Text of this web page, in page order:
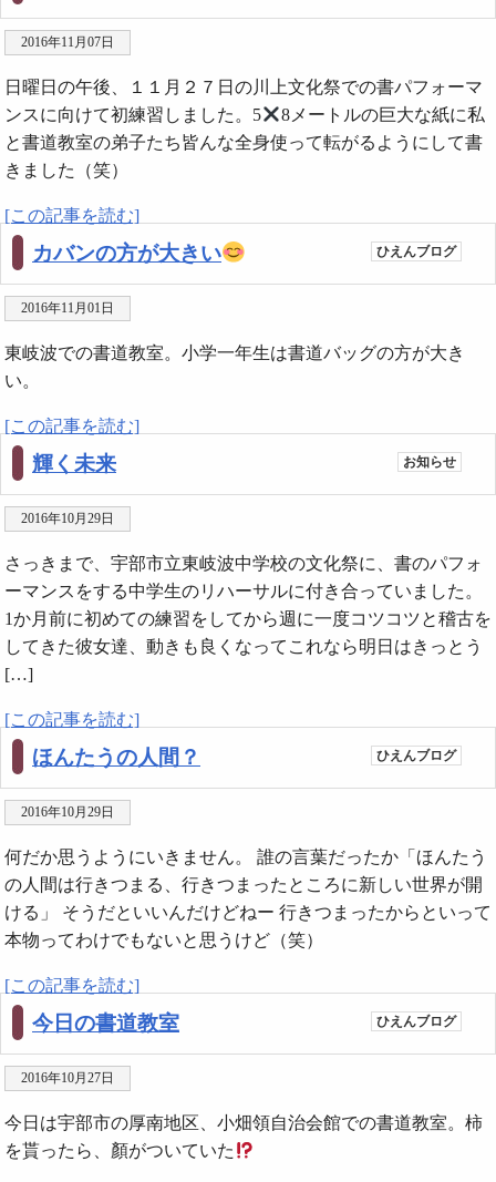
2016年11月07日
日曜日の午後、１１月２７日の川上文化祭での書パフォーマ
ンスに向けて初練習しました。5
8メートルの巨大な紙に私
と書道教室の弟子たち皆んな全身使って転がるようにして書
きました（笑）
[この記事を読む]
カバンの方が大きい ひえんブログ
2016年11月01日
東岐波での書道教室。小学一年生は書道バッグの方が大き
い。
[この記事を読む]
輝く未来 お知らせ
2016年10月29日
さっきまで、宇部市立東岐波中学校の文化祭に、書のパフォ
ーマンスをする中学生のリハーサルに付き合っていました。
1か月前に初めての練習をしてから週に一度コツコツと稽古を
してきた彼女達、動きも良くなってこれなら明日はきっとう
[…]
[この記事を読む]
ほんたうの人間？ ひえんブログ
2016年10月29日
何だか思うようにいきません。 誰の言葉だったか「ほんたう
の人間は行きつまる、行きつまったところに新しい世界が開
ける」 そうだといいんだけどねー 行きつまったからといって
本物ってわけでもないと思うけど（笑）
[この記事を読む]
今日の書道教室 ひえんブログ
2016年10月27日
今日は宇部市の厚南地区、小畑領自治会館での書道教室。柿
を貰ったら、顏がついていた